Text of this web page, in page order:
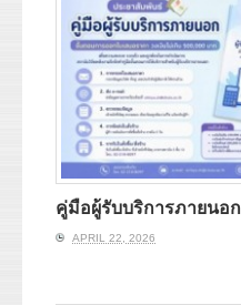
คู่มือผู้รับบริการภายนอก
APRIL 22, 2026